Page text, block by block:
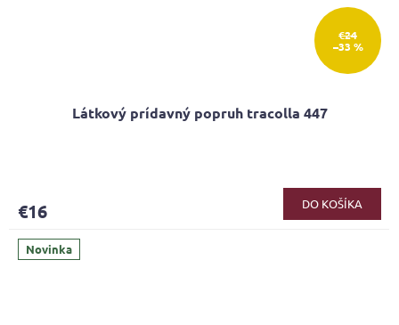
€24
–33 %
Látkový prídavný popruh tracolla 447
€16 DO KOŠÍKA
Novinka